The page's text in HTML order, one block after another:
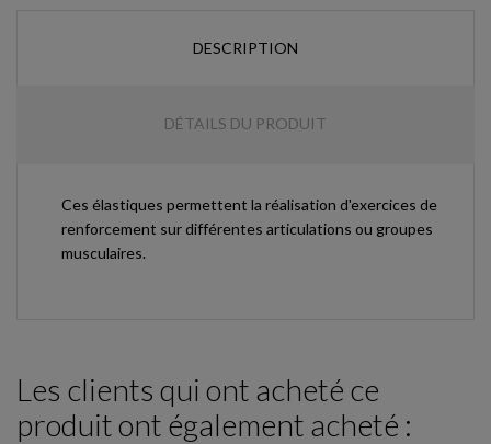
DESCRIPTION
DÉTAILS DU PRODUIT
Ces élastiques permettent la réalisation d'exercices de
renforcement sur différentes articulations ou groupes
musculaires.
Les clients qui ont acheté ce
produit ont également acheté :